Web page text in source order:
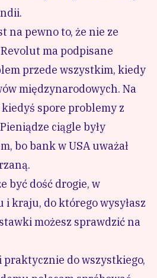
na pewno to, że nie ze
ma podpisane
przede wszystkim, kiedy
międzynarodowych. Na
kiedyś spore problemy z
ciągle były
bo bank w USA uważał
być dość drogie, w
i kraju, do którego wysyłasz
możesz sprawdzić na
do wszystkiego,